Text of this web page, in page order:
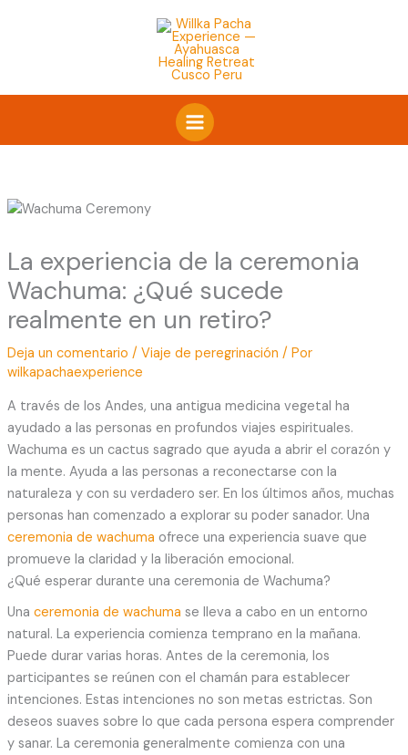
La experiencia de la ceremonia
Wachuma: ¿Qué sucede
realmente en un retiro?
Deja un comentario / Viaje de peregrinación / Por
wilkapachaexperience
A través de los Andes, una antigua medicina vegetal ha
ayudado a las personas en profundos viajes espirituales.
Wachuma es un cactus sagrado que ayuda a abrir el corazón y
la mente. Ayuda a las personas a reconectarse con la
naturaleza y con su verdadero ser. En los últimos años, muchas
personas han comenzado a explorar su poder sanador. Una
ceremonia de wachuma ofrece una experiencia suave que
promueve la claridad y la liberación emocional.
¿Qué esperar durante una ceremonia de Wachuma?
Una ceremonia de wachuma se lleva a cabo en un entorno
natural. La experiencia comienza temprano en la mañana.
Puede durar varias horas. Antes de la ceremonia, los
participantes se reúnen con el chamán para establecer
intenciones. Estas intenciones no son metas estrictas. Son
deseos suaves sobre lo que cada persona espera comprender
y sanar. La ceremonia generalmente comienza con una